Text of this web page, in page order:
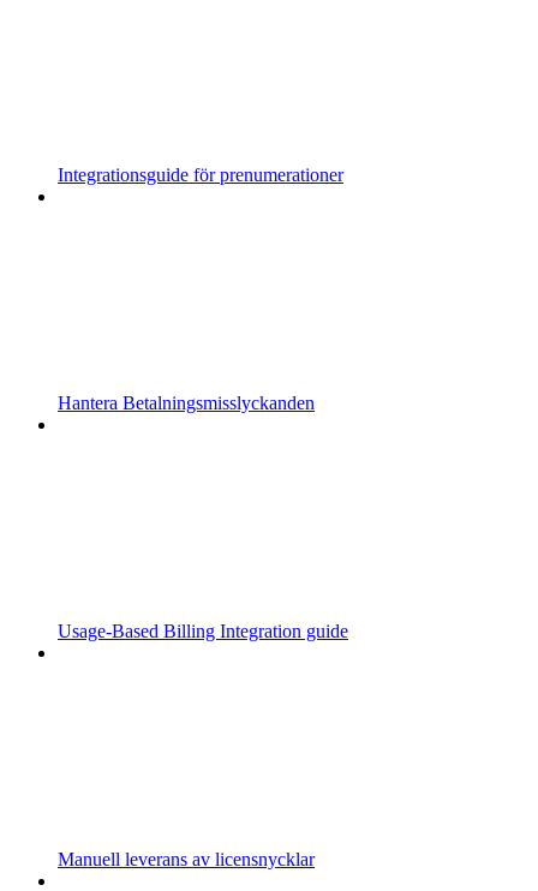
Integrationsguide för prenumerationer
Hantera Betalningsmisslyckanden
Usage-Based Billing Integration guide
Manuell leverans av licensnycklar